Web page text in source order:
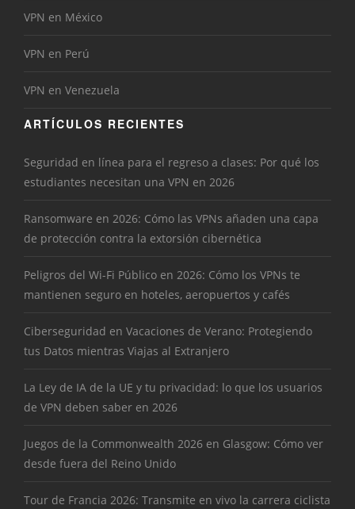
VPN en México
VPN en Perú
VPN en Venezuela
ARTÍCULOS RECIENTES
Seguridad en línea para el regreso a clases: Por qué los
estudiantes necesitan una VPN en 2026
Ransomware en 2026: Cómo las VPNs añaden una capa
de protección contra la extorsión cibernética
Peligros del Wi-Fi Público en 2026: Cómo los VPNs te
mantienen seguro en hoteles, aeropuertos y cafés
Ciberseguridad en Vacaciones de Verano: Protegiendo
tus Datos mientras Viajas al Extranjero
La Ley de IA de la UE y tu privacidad: lo que los usuarios
de VPN deben saber en 2026
Juegos de la Commonwealth 2026 en Glasgow: Cómo ver
desde fuera del Reino Unido
Tour de Francia 2026: Transmite en vivo la carrera ciclista